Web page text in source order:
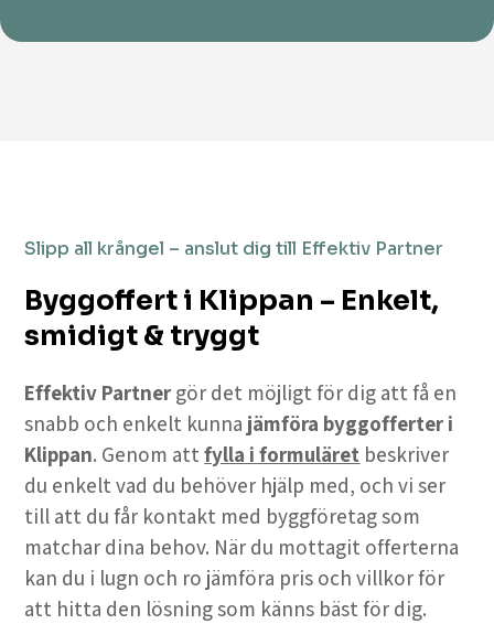
Slipp all krångel – anslut dig till Effektiv Partner
Byggoffert i Klippan – Enkelt,
smidigt & tryggt
Effektiv Partner gör det möjligt för dig att få en
snabb och enkelt kunna jämföra byggofferter i
Klippan. Genom attfylla i formuläret beskriver
du enkelt vad du behöver hjälp med, och vi ser
till att du får kontakt med byggföretag som
matchar dina behov. När du mottagit offerterna
kan du i lugn och ro jämföra pris och villkor för
att hitta den lösning som känns bäst för dig.